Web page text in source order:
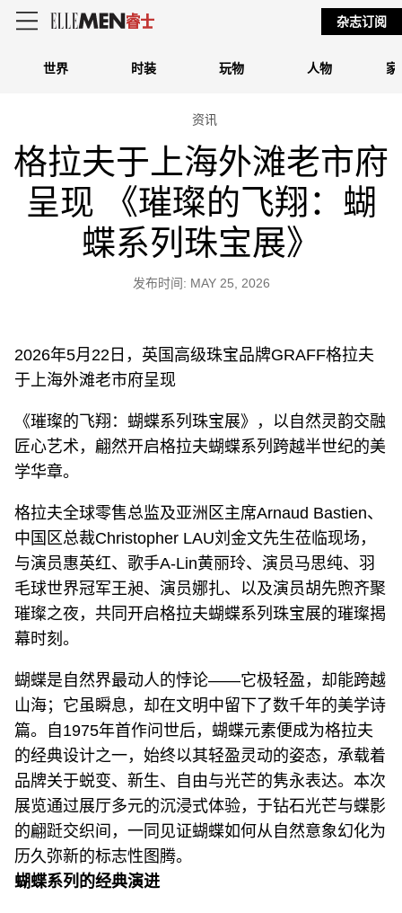
世界 时装 玩物 人物 家
杂志订阅
资讯
格拉夫于上海外滩老市府
呈现 《璀璨的飞翔：蝴
蝶系列珠宝展》
发布时间: MAY 25, 2026
2026年5月22日，英国高级珠宝品牌GRAFF格拉夫
于上海外滩老市府呈现
《璀璨的飞翔：蝴蝶系列珠宝展》，以自然灵韵交融
匠心艺术，翩然开启格拉夫蝴蝶系列跨越半世纪的美
学华章。
格拉夫全球零售总监及亚洲区主席Arnaud Bastien、
中国区总裁Christopher LAU刘金文先生莅临现场，
与演员惠英红、歌手A-Lin黄丽玲、演员马思纯、羽
毛球世界冠军王昶、演员娜扎、以及演员胡先煦齐聚
璀璨之夜，共同开启格拉夫蝴蝶系列珠宝展的璀璨揭
幕时刻。
蝴蝶是自然界最动人的悖论——它极轻盈，却能跨越
山海；它虽瞬息，却在文明中留下了数千年的美学诗
篇。自1975年首作问世后，蝴蝶元素便成为格拉夫
的经典设计之一，始终以其轻盈灵动的姿态，承载着
品牌关于蜕变、新生、自由与光芒的隽永表达。本次
展览通过展厅多元的沉浸式体验，于钻石光芒与蝶影
的翩跹交织间，一同见证蝴蝶如何从自然意象幻化为
历久弥新的标志性图腾。
蝴蝶系列的经典演进